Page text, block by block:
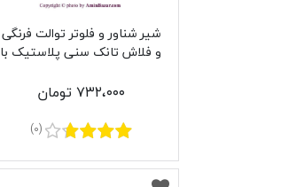
شیر شناور و فلوتر توالت فرنگی
و فلاش تانک سنی پلاستیک با
۷۳۲،۰۰۰ تومان
(0)